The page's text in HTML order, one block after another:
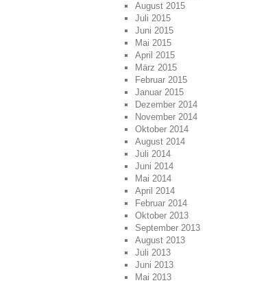
August 2015
Juli 2015
Juni 2015
Mai 2015
April 2015
März 2015
Februar 2015
Januar 2015
Dezember 2014
November 2014
Oktober 2014
August 2014
Juli 2014
Juni 2014
Mai 2014
April 2014
Februar 2014
Oktober 2013
September 2013
August 2013
Juli 2013
Juni 2013
Mai 2013